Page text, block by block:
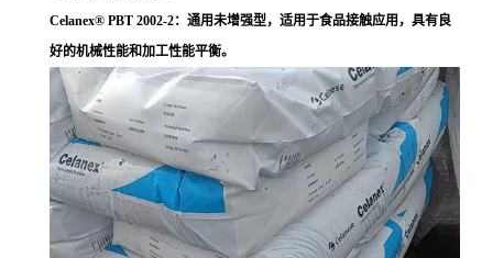
Celanex® PBT 2002-2：通用未增强型，适用于食品接触应用，具有良
好的机械性能和加工性能平衡。